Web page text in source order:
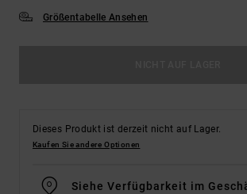
Größentabelle Ansehen
Dieses Produkt ist derzeit nicht auf Lager.
Kaufen Sie andere Optionen
Siehe Verfügbarkeit im